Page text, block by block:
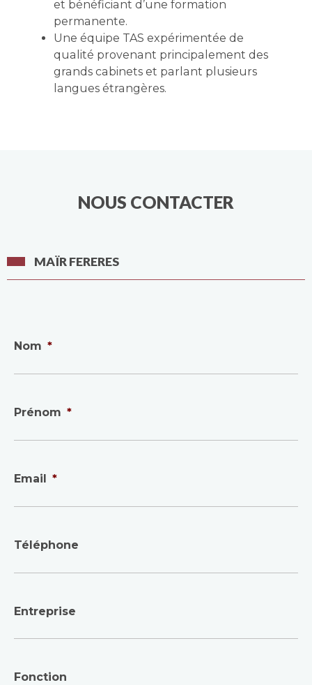
et bénéficiant d’une formation
permanente.
Une équipe TAS expérimentée de
qualité provenant principalement des
grands cabinets et parlant plusieurs
langues étrangères.
NOUS CONTACTER
MAÏR FERERES
Nom *
Prénom *
Email *
Téléphone
Entreprise
Fonction